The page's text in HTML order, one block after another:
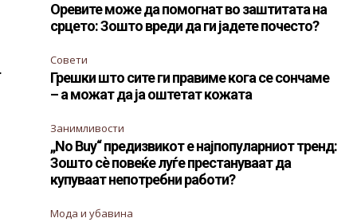
Оревите може да помогнат во заштитата на
срцето: Зошто вреди да ги јадете почесто?
Совети
Грешки што сите ги правиме кога се сончаме
– а можат да ја оштетат кожата
Занимливости
„No Buy“ предизвикот е најпопуларниот тренд:
Зошто сè повеќе луѓе престануваат да
купуваат непотребни работи?
Мода и убавина